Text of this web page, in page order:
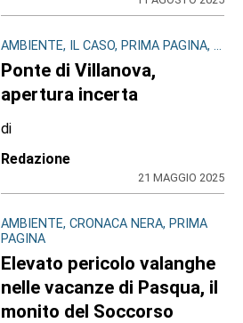
AMBIENTE, IL CASO, PRIMA PAGINA, ...
Ponte di Villanova,
apertura incerta
di
Redazione
21 MAGGIO 2025
AMBIENTE, CRONACA NERA, PRIMA
PAGINA
Elevato pericolo valanghe
nelle vacanze di Pasqua, il
monito del Soccorso